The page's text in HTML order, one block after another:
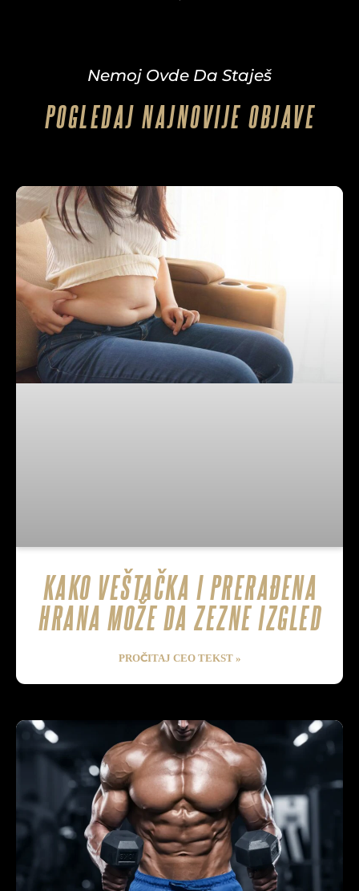
Nemoj Ovde Da Staješ
POGLEDAJ NAJNOVIJE OBJAVE
KAKO VEŠTAČKA I PRERAĐENA
HRANA MOŽE DA ZEZNE IZGLED
PROČITAJ CEO TEKST »